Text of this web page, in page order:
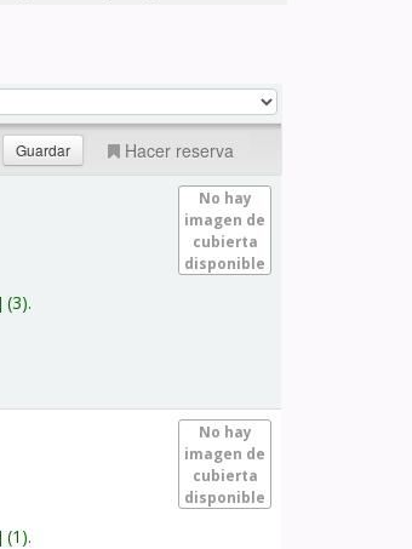
Hacer reserva
No hay
imagen de
cubierta
disponible
(3).
No hay
imagen de
cubierta
disponible
(1).